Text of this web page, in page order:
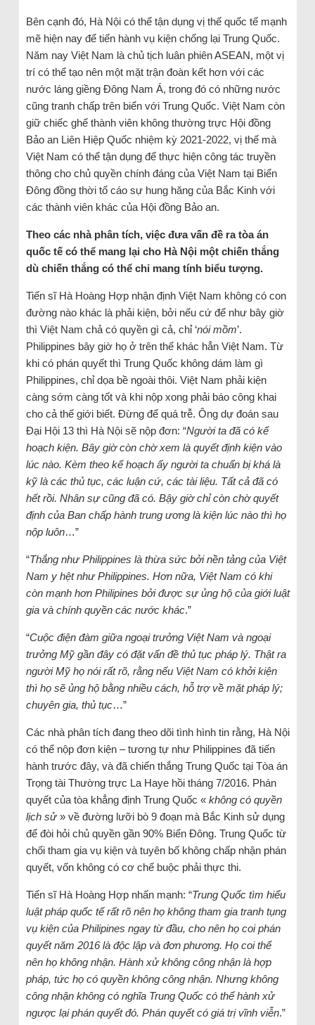
Bên cạnh đó, Hà Nội có thể tận dụng vị thế quốc tế mạnh
mẽ hiện nay để tiến hành vụ kiện chống lại Trung Quốc.
Năm nay Việt Nam là chủ tịch luân phiên ASEAN, một vị
trí có thể tạo nên một mặt trận đoàn kết hơn với các
nước láng giềng Đông Nam Á, trong đó có những nước
cũng tranh chấp trên biển với Trung Quốc. Việt Nam còn
giữ chiếc ghế thành viên không thường trực Hội đồng
Bảo an Liên Hiệp Quốc nhiệm kỳ 2021-2022, vị thế mà
Việt Nam có thể tận dụng để thực hiện công tác truyền
thông cho chủ quyền chính đáng của Việt Nam tại Biển
Đông đồng thời tố cáo sự hung hăng của Bắc Kinh với
các thành viên khác của Hội đồng Bảo an.
Theo các nhà phân tích, việc đưa vấn đề ra tòa án
quốc tế có thể mang lại cho Hà Nội một chiến thắng
dù chiến thắng có thể chỉ mang tính biểu tượng.
Tiến sĩ Hà Hoàng Hợp nhận định Việt Nam không có con
đường nào khác là phải kiện, bởi nếu cứ để như bây giờ
thì Việt Nam chả có quyền gì cả, chỉ ‘nói mồm’.
Philippines bây giờ họ ở trên thế khác hẳn Việt Nam. Từ
khi có phán quyết thì Trung Quốc không dám làm gì
Philippines, chỉ dọa bề ngoài thôi. Việt Nam phải kiện
càng sớm càng tốt và khi nộp xong phải báo công khai
cho cả thế giới biết. Đừng để quá trễ. Ông dự đoán sau
Đại Hội 13 thì Hà Nội sẽ nộp đơn: “Người ta đã có kế
hoạch kiện. Bây giờ còn chờ xem là quyết định kiện vào
lúc nào. Kèm theo kế hoạch ấy người ta chuẩn bị khá là
kỹ là các thủ tục, các luận cứ, các tài liệu. Tất cả đã có
hết rồi. Nhân sự cũng đã có. Bậy giờ chỉ còn chờ quyết
định của Ban chấp hành trung ương là kiện lúc nào thì họ
nộp luôn…”
“Thắng như Philippines là thừa sức bởi nền tảng của Việt
Nam y hệt như Philippines. Hơn nữa, Việt Nam có khi
còn mạnh hơn Philipines bởi được sự ủng hộ của giới luật
gia và chính quyền các nước khác.”
“Cuộc điện đàm giữa ngoại trưởng Việt Nam và ngoại
trưởng Mỹ gần đây có đặt vấn đề thủ tục pháp lý. Thật ra
người Mỹ họ nói rất rõ, rằng nếu Việt Nam có khởi kiện
thì họ sẽ ủng hộ bằng nhiều cách, hỗ trợ về mặt pháp lý;
chuyên gia, thủ tục…”
Các nhà phân tích đang theo dõi tình hình tin rằng, Hà Nội
có thể nộp đơn kiện – tương tự như Philippines đã tiến
hành trước đây, và đã chiến thắng Trung Quốc tại Tòa án
Trọng tài Thường trực La Haye hồi tháng 7/2016. Phán
quyết của tòa khẳng định Trung Quốc « không có quyền
lịch sử» về đường lưỡi bò 9 đoạn mà Bắc Kinh sử dụng
để đòi hỏi chủ quyền gần 90% Biển Đông. Trung Quốc từ
chối tham gia vụ kiện và tuyên bố không chấp nhận phán
quyết, vốn không có cơ chế buộc phải thực thi.
Tiến sĩ Hà Hoàng Hợp nhấn mạnh: “Trung Quốc tìm hiểu
luật pháp quốc tế rất rõ nên họ không tham gia tranh tụng
vụ kiện của Philipines ngay từ đầu, cho nên họ coi phán
quyết năm 2016 là độc lập và đơn phương. Họ coi thế
nên họ không nhận. Hành xử không công nhận là hợp
pháp, tức họ có quyền không công nhận. Nhưng không
công nhận không có nghĩa Trung Quốc có thể hành xử
ngược lại phán quyết đó. Phán quyết có giá trị vĩnh viễn.”